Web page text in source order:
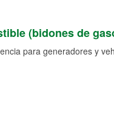
(bidones de
para generadores y